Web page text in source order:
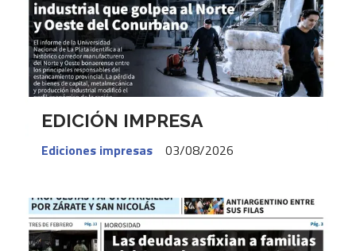
EDICIÓN IMPRESA
Ediciones impresas 03/08/2026